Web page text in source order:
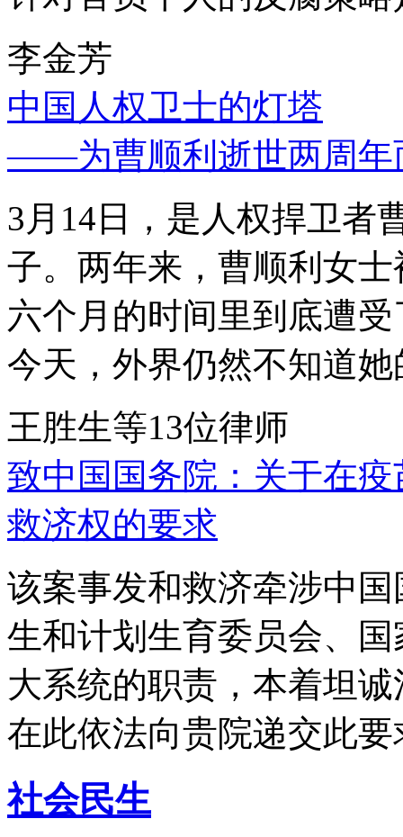
李金芳
中国人权卫士的灯塔
——为曹顺利逝世两周年
3月14日，是人权捍卫者
子。两年来，曹顺利女
六个月的时间里到底遭
今天，外界仍然不知道
王胜生等13位律师
致中国国务院：关于在
救济权的要求
该案事发和救济牵涉中
生和计划生育委员会、
大系统的职责，本着坦
在此依法向贵院递交此要
社会民生